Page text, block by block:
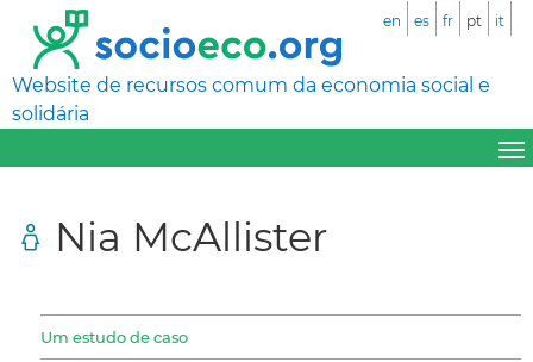
Website de recursos comum da economia social e
solidária
en es fr pt it
Nia McAllister
Um estudo de caso